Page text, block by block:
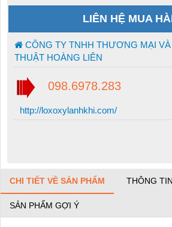
LIÊN HỆ MUA
CÔNG TY TNHH THƯƠNG MẠI
THUẬT HOÀNG LIÊN
098.6978.283
http://loxoxylanhkhi.com/
CHI TIẾT VỀ SẢN PHẨM THÔNG
SẢN PHẨM GỢI Ý